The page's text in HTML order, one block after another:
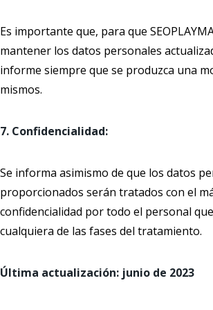
Es importante que, para que
mantener los datos personales
informe siempre que se produzca una
mismos.
7. Confidencialidad:
Se informa asimismo de que los datos
proporcionados serán tratados con el
confidencialidad por todo el personal
cualquiera de las fases del tratamiento.
Última actualización: junio de 2023